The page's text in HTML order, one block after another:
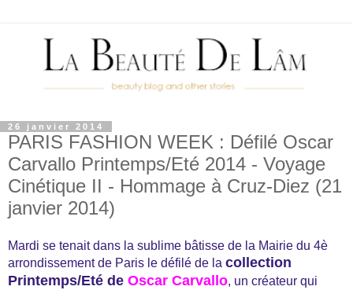
26 janvier 2014
PARIS FASHION WEEK : Défilé Oscar
Carvallo Printemps/Eté 2014 - Voyage
Cinétique II - Hommage à Cruz-Diez (21
janvier 2014)
Mardi se tenait dans la sublime bâtisse de la Mairie du 4è
arrondissement de Paris le défilé de la collection
Printemps/Eté de Oscar Carvallo, un créateur qui